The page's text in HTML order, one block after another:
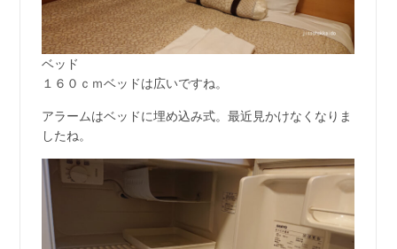
ベッド
１６０ｃｍベッドは広いですね。
アラームはベッドに埋め込み式。最近見かけなくなりま
したね。